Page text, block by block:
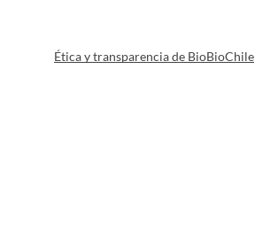
Ética y transparencia de BioBioChile